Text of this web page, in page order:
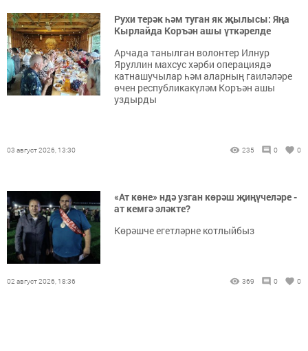
Рухи терәк һәм туган як җылысы: Яңа
Кырлайда Коръән ашы үткәрелде
Арчада танылган волонтер Илнур
Яруллин махсус хәрби операциядә
катнашучылар һәм аларның гаиләләре
өчен республикакүләм Коръән ашы
уздырды
03 август 2026, 13:30 235 0 0
«Ат көне» ндә узган көрәш җиңүчеләре -
ат кемгә эләкте?
Көрәшче егетләрне котлыйбыз
02 август 2026, 18:36 369 0 0